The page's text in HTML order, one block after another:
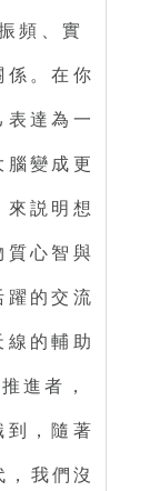
頻、實
係。在你
表達為一
腦變成更
來説明想
質心智與
躍的交流
線的輔助
進者，
到，隨著
我們沒